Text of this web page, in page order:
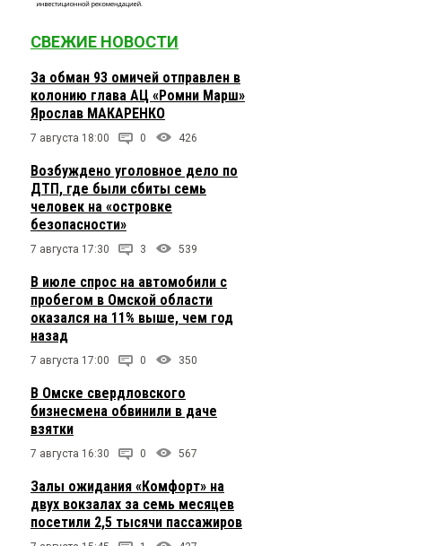
СВЕЖИЕ НОВОСТИ
За обман 93 омичей отправлен в
колонию глава АЦ «Ромни Марш»
Ярослав МАКАРЕНКО
7 августа 18:00 0 426
Возбуждено уголовное дело по
ДТП, где были сбиты семь
человек на «островке
безопасности»
7 августа 17:30 3 539
В июле спрос на автомобили с
пробегом в Омской области
оказался на 11% выше, чем год
назад
7 августа 17:00 0 350
В Омске свердловского
бизнесмена обвинили в даче
взятки
7 августа 16:30 0 567
Залы ожидания «Комфорт» на
двух вокзалах за семь месяцев
посетили 2,5 тысячи пассажиров